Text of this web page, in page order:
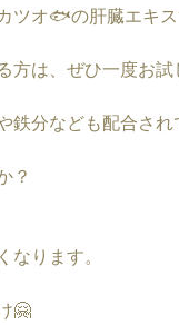
ツオ🐟の肝臓エキス
方は、ぜひ一度お試
分なども配合され
？
なります。
🤗